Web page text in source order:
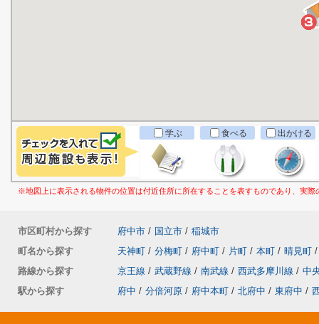
学ぶ 食べる 出かける
※地図上に表示される物件の位置は付近住所に所在することを表すものであり、実
市区町村から探す 府中市 / 国立市 / 稲城市
町名から探す
天神町 / 分梅町 / 府中町 / 片町 / 本町 / 晴見町 /
路線から探す
京王線 / 武蔵野線 / 南武線 / 西武多摩川線 / 中
駅から探す
府中 / 分倍河原 / 府中本町 / 北府中 / 東府中 /